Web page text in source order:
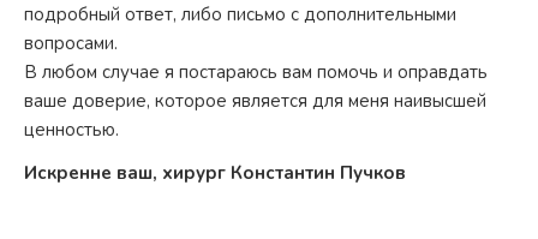
подробный ответ, либо письмо с дополнительными
вопросами.
В любом случае я постараюсь вам помочь и оправдать
ваше доверие, которое является для меня наивысшей
ценностью.
Искренне ваш, хирург Константин Пучков